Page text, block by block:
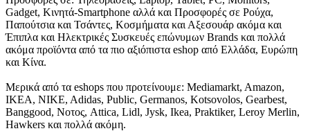
Gadget, Κινητά-Smartphone αλλά και Προσφορές σε Ρούχα,
Παπούτσια και Τσάντες, Κοσμήματα και Αξεσουάρ ακόμα και
Έπιπλα και Ηλεκτρικές Συσκευές επώνυμων Brands και πολλά
ακόμα προϊόντα από τα πιο αξιόπιστα eshop από Ελλάδα, Ευρώπη
και Κίνα.
Μερικά από τα eshops που προτείνουμε: Mediamarkt, Amazon,
IKEA, NIKE, Adidas, Public, Germanos, Kotsovolos, Gearbest,
Banggood, Νοτος, Attica, Lidl, Jysk, Ikea, Praktiker, Leroy Merlin,
Hawkers και πολλά ακόμη.